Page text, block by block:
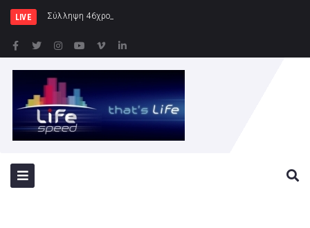
LIVE Σύλληψη 46χρονης για παράβαση της νομοθ